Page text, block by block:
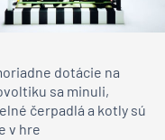
dotácie na
sa minuli,
čerpadlá a kotly sú
v hre